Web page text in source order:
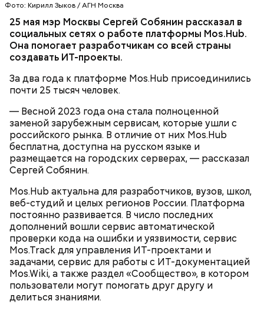
Фото: Кирилл Зыков / АГН Москва
25 мая мэр Москвы Сергей Собянин рассказал в
социальных сетях о работе платформы Mos.Hub.
Она помогает разработчикам со всей страны
создавать ИТ-проекты.
За два года к платформе Mos.Hub присоединились
почти 25 тысяч человек.
— Весной 2023 года она стала полноценной
заменой зарубежным сервисам, которые ушли с
российского рынка. В отличие от них Mos.Hub
бесплатна, доступна на русском языке и
размещается на городских серверах, — рассказал
Сергей Собянин.
Mos.Hub актуальна для разработчиков, вузов, школ,
веб-студий и целых регионов России. Платформа
постоянно развивается. В число последних
дополнений вошли сервис автоматической
проверки кода на ошибки и уязвимости, сервис
Mos.Track для управления ИТ-проектами и
задачами, сервис для работы с ИТ-документацией
Mos.Wiki, а также раздел «Сообщество», в котором
пользователи могут помогать друг другу и
делиться знаниями.
Мэр наградил лауреатов ежегодного конкурса
«Лучший реализованный проект в области
строительства». В 2026 году по итогам
голосования членов городской конкурсной
комиссии в финал вышли 35 проектов,
реализованных в 2025 году. Проектом года
признали Национальный космический центр имени
первой в мире женщины-космонавта В. В.
Терешковой.
Мэр наградил победителей в 12 номинациях. Так,
лучшими объектами метрополитена и
железнодорожного транспорта признали станции
«Вавиловская», «Академическая», «Крымская» и
«ЗИЛ» Троицкой линии метро. Победу в
номинации «Лучшее искусственное сооружение»
присудили мосту Академика Королева. Большой
лыжный трамплин на Воробьевых горах — лучший
строительный объект.